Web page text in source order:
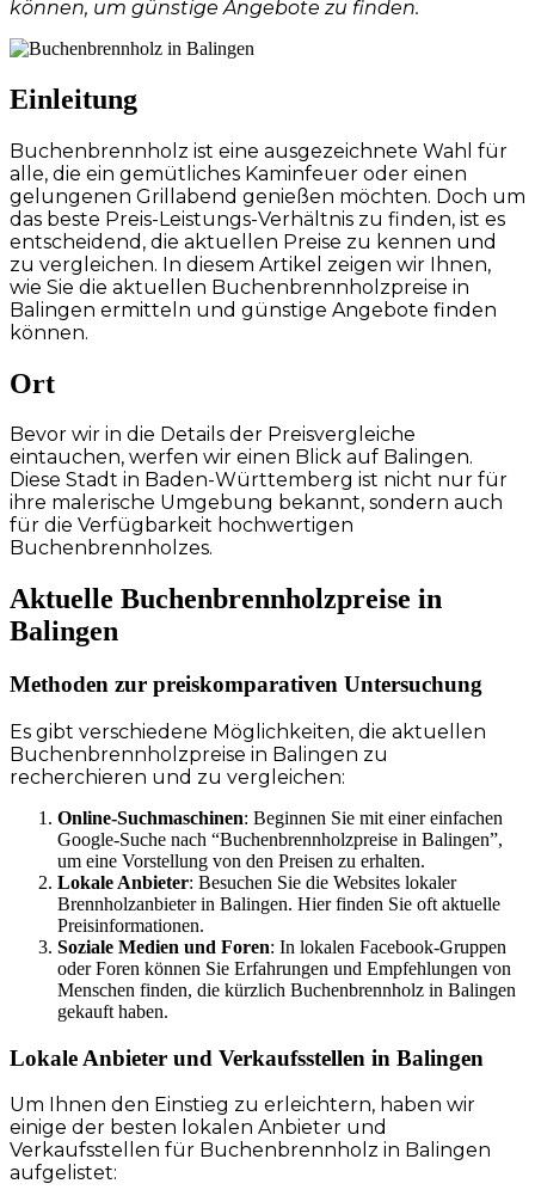
können, um günstige Angebote zu finden.
Einleitung
Buchenbrennholz ist eine ausgezeichnete Wahl für
alle, die ein gemütliches Kaminfeuer oder einen
gelungenen Grillabend genießen möchten. Doch um
das beste Preis-Leistungs-Verhältnis zu finden, ist es
entscheidend, die aktuellen Preise zu kennen und
zu vergleichen. In diesem Artikel zeigen wir Ihnen,
wie Sie die aktuellen Buchenbrennholzpreise in
Balingen ermitteln und günstige Angebote finden
können.
Ort
Bevor wir in die Details der Preisvergleiche
eintauchen, werfen wir einen Blick auf Balingen.
Diese Stadt in Baden-Württemberg ist nicht nur für
ihre malerische Umgebung bekannt, sondern auch
für die Verfügbarkeit hochwertigen
Buchenbrennholzes.
Aktuelle Buchenbrennholzpreise in
Balingen
Methoden zur preiskomparativen Untersuchung
Es gibt verschiedene Möglichkeiten, die aktuellen
Buchenbrennholzpreise in Balingen zu
recherchieren und zu vergleichen:
Online-Suchmaschinen: Beginnen Sie mit einer einfachen
Google-Suche nach “Buchenbrennholzpreise in Balingen”,
um eine Vorstellung von den Preisen zu erhalten.
Lokale Anbieter: Besuchen Sie die Websites lokaler
Brennholzanbieter in Balingen. Hier finden Sie oft aktuelle
Preisinformationen.
Soziale Medien und Foren: In lokalen Facebook-Gruppen
oder Foren können Sie Erfahrungen und Empfehlungen von
Menschen finden, die kürzlich Buchenbrennholz in Balingen
gekauft haben.
Lokale Anbieter und Verkaufsstellen in Balingen
Um Ihnen den Einstieg zu erleichtern, haben wir
einige der besten lokalen Anbieter und
Verkaufsstellen für Buchenbrennholz in Balingen
aufgelistet: